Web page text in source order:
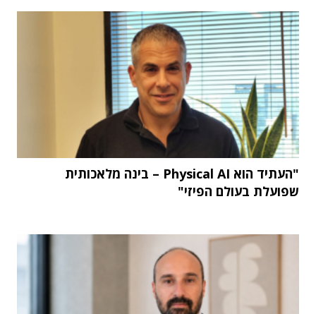
"העתיד הוא Physical AI – בינה מלאכותית
שפועלת בעולם הפיזי"